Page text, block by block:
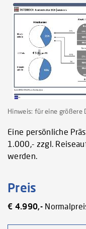
Hinweis: für eine größere
Eine persönliche
1.000,- zzgl.
werden.
Preis
€ 4.990,-